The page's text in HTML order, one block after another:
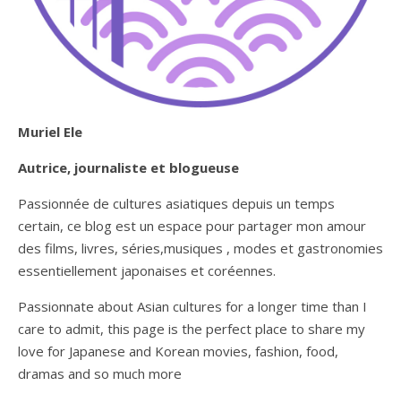
Muriel Ele
Autrice, journaliste et blogueuse
Passionnée de cultures asiatiques depuis un temps
certain, ce blog est un espace pour partager mon amour
des films, livres, séries,musiques , modes et gastronomies
essentiellement japonaises et coréennes.
Passionnate about Asian cultures for a longer time than I
care to admit, this page is the perfect place to share my
love for Japanese and Korean movies, fashion, food,
dramas and so much more